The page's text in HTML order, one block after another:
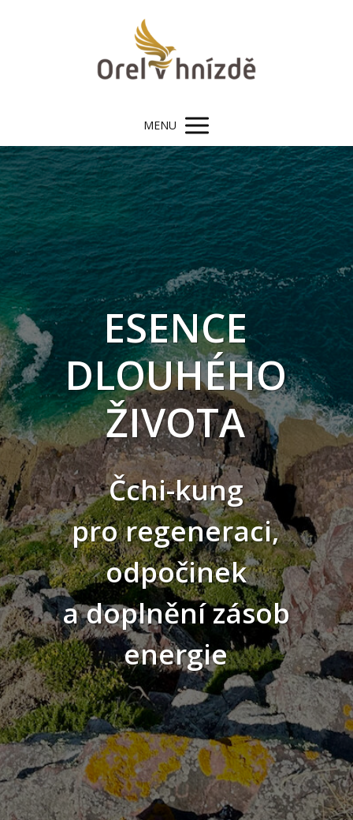
MENU
ESENCE
DLOUHÉHO
ŽIVOTA
Čchi-kung
pro regeneraci,
odpočinek
a doplnění zásob
energie